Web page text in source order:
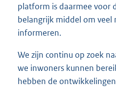
platform is daarmee voor
belangrijk middel om veel
informeren.
We zijn continu op zoek
we inwoners kunnen
hebben de